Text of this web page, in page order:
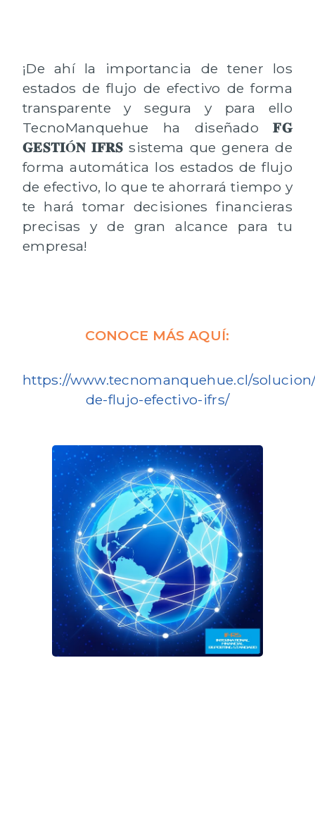
¡De ahí la importancia de tener los
estados de flujo de efectivo de forma
transparente y segura y para ello
TecnoManquehue ha diseñado𝐅𝐆
𝐆𝐄𝐒𝐓𝐈Ó𝐍 𝐈𝐅𝐑𝐒 sistema que genera de
forma automática los estados de flujo
de efectivo, lo que te ahorrará tiempo y
te hará tomar decisiones financieras
precisas y de gran alcance para tu
empresa!
CONOCE MÁS AQUÍ:
https://www.tecnomanquehue.cl/
de-flujo-efectivo-ifrs/